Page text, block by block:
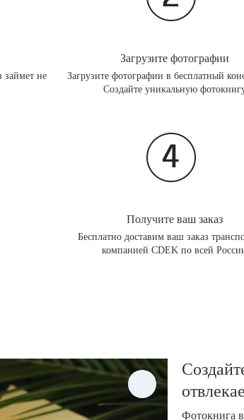
займет не
Загрузите фотографии
Загрузите фотографии в бесплатный
Создайте уникальную
Получите ваш заказ
Бесплатно доставим ваш заказ
компанией CDEK по всей
Фотокнига